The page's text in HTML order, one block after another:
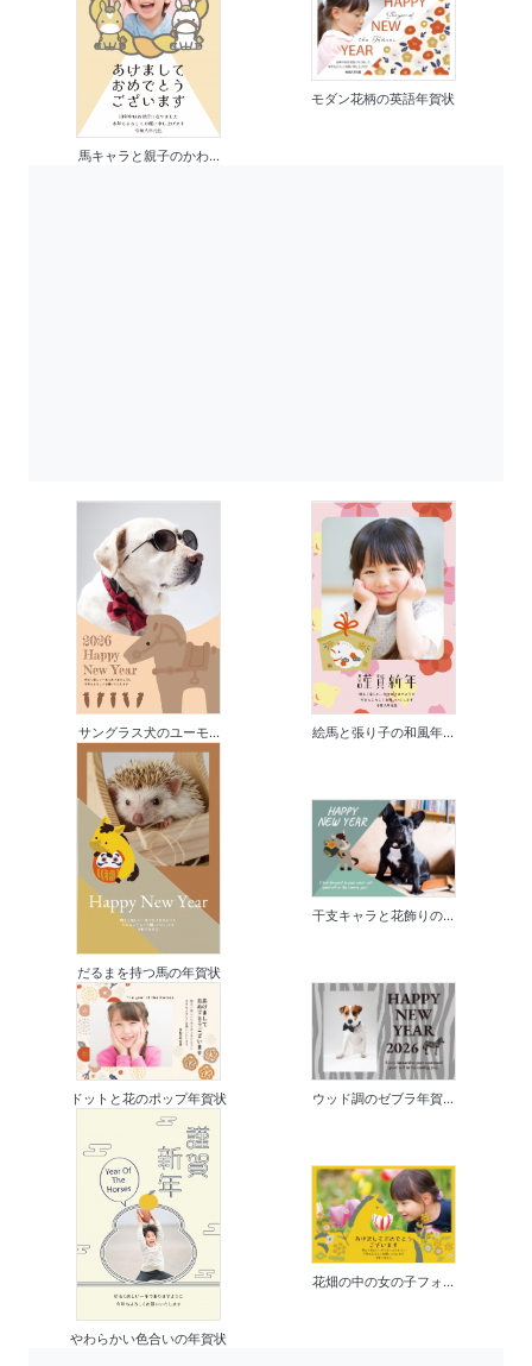
馬キャラと親子のかわ...
モダン花柄の英語年賀状
サングラス犬のユーモ... 絵馬と張り子の和風年...
だるまを持つ馬の年賀状
干支キャラと花飾りの...
ドットと花のポップ年賀状 ウッド調のゼブラ年賀...
やわらかい色合いの年賀状
花畑の中の女の子フォ...